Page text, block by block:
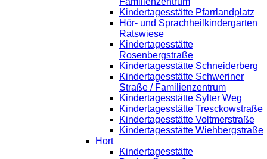
Kindertagesstätte Pfarrlandplatz
Hör- und Sprachheilkindergarten
Ratswiese
Kindertagesstätte
Rosenbergstraße
Kindertagesstätte Schneiderberg
Kindertagesstätte Schweriner
Straße / Familienzentrum
Kindertagesstätte Sylter Weg
Kindertagesstätte Tresckowstraße
Kindertagesstätte Voltmerstraße
Kindertagesstätte Wiehbergstraße
Hort
Kindertagesstätte